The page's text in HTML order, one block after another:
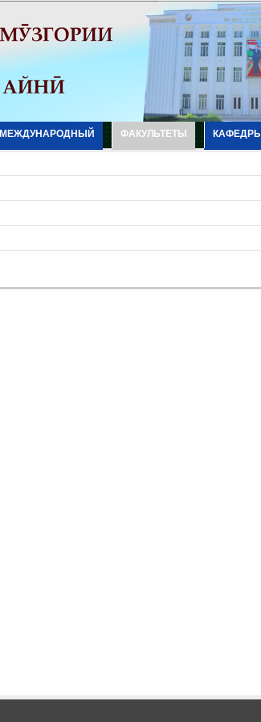
МЕЖДУНАРОДНЫЙ ФАКУЛЬТЕТЫ КАФЕДРЫ